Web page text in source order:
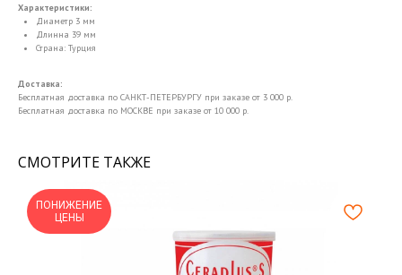
Характеристики:
Диаметр 3 мм
Длинна 39 мм
Страна: Турция
Доставка:
Бесплатная доставка по САНКТ-ПЕТЕРБУРГУ при заказе от 3 000 р.
Бесплатная доставка по МОСКВЕ при заказе от 10 000 р.
СМОТРИТЕ ТАКЖЕ
ПОНИЖЕНИЕ
ЦЕНЫ